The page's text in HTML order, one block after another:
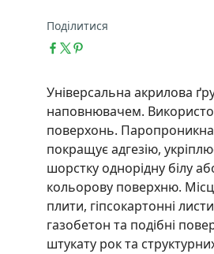
Поділитися
Універсальна акрилова
наповнювачем.
поверхонь.
покращує адгезію,
шорстку однорідну білу
кольорову поверхню.
плити, гіпсокартонні
газобетон та подібні
штукату рок та